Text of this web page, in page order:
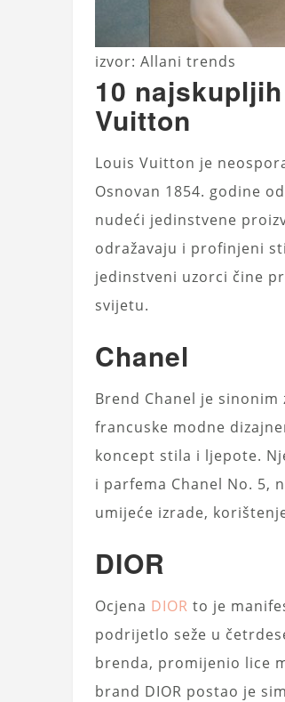
izvor: Allani trends
10
Vuitton
Louis Vuitton je
Osnovan 1854. godine
nudeći jedinstvene
odražavaju i profinjeni
jedinstveni uzorci čine
svijetu.
Chanel
Brend Chanel je
francuske modne
koncept stila i ljepote.
i parfema Chanel No. 5,
umijeće izrade,
DIOR
Ocjena DIOR to je
podrijetlo seže u
brenda, promijenio lice
brand DIOR postao je